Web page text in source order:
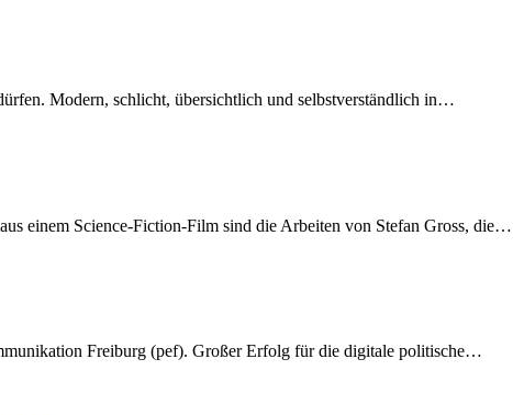
Modern, schlicht, übersichtlich und selbstverständlich in…
einem Science-Fiction-Film sind die Arbeiten von Stefan Gross, die…
Freiburg (pef). Großer Erfolg für die digitale politische…